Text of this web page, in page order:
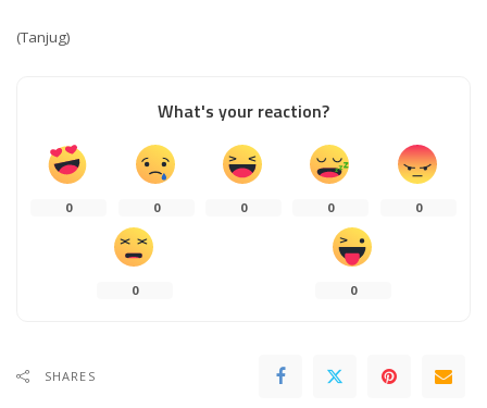
(Tanjug)
What's your reaction?
0 0 0 0 0
0 0
SHARES